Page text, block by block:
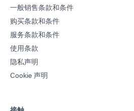
一般销售条款和条件
购买条款和条件
服务条款和条件
使用条款
隐私声明
Cookie 声明